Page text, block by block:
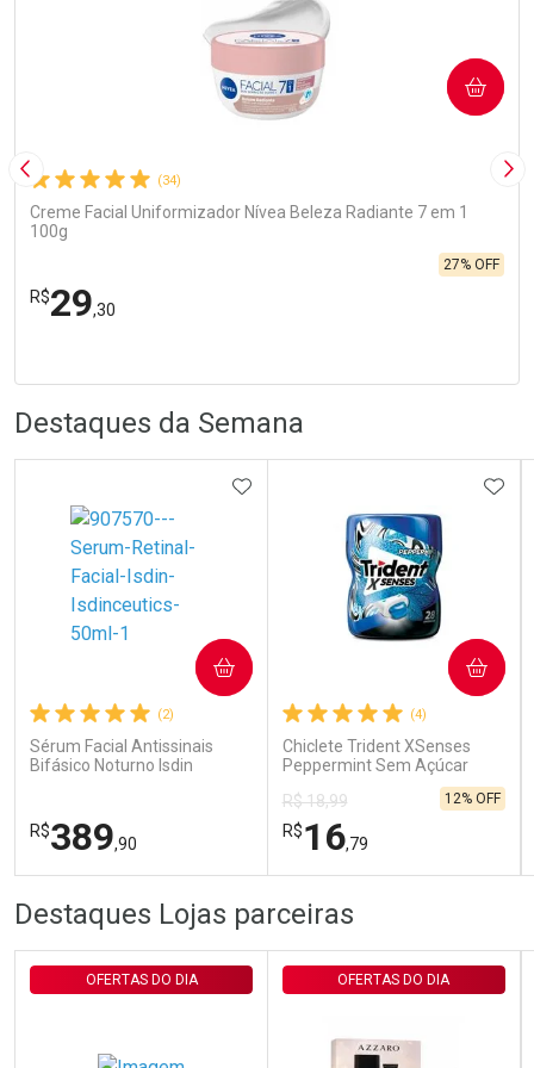
Imagem Anterior (34)
Creme Facial Uniformizador Nívea Beleza Radiante 7 em 1
100g
R$29,30
27% OFF
COMPRAR
Laboratório
Ativar Desconto
Comprar sem Desconto
Comprar sem Desconto
Destaques da Semana
(2)
Sérum Facial Antissinais
Bifásico Noturno Isdin
R$389,90
ADICIONAR AOS FAVORITOS
COMPRAR
FECHAR
Laboratório
FECHAR
Por Menos
(4)
Chiclete Trident XSenses
Peppermint Sem Açúcar
R$ 18,99
R$16,79
12% OFF
COMPRAR
Por Menos
Destaques Lojas parceiras
OFERTAS DO DIA OFERTAS DO DIA